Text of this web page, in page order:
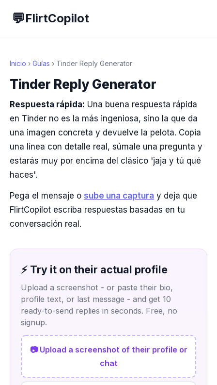
💬FlirtCopilot
Inicio › Guías › Tinder Reply Generator
Tinder Reply Generator
Respuesta rápida: Una buena respuesta rápida
en Tinder no es la más ingeniosa, sino la que da
una imagen concreta y devuelve la pelota. Copia
una línea con detalle real, súmale una pregunta y
estarás muy por encima del clásico 'jaja y tú qué
haces'.
Pega el mensaje o sube una captura y deja que
FlirtCopilot escriba respuestas basadas en tu
conversación real.
⚡ Try it on their actual profile
Upload a screenshot - or paste their bio,
profile text, or last message - and get 10
ready-to-send replies in seconds. Free, no
signup.
📷 Upload a screenshot of their profile or
chat